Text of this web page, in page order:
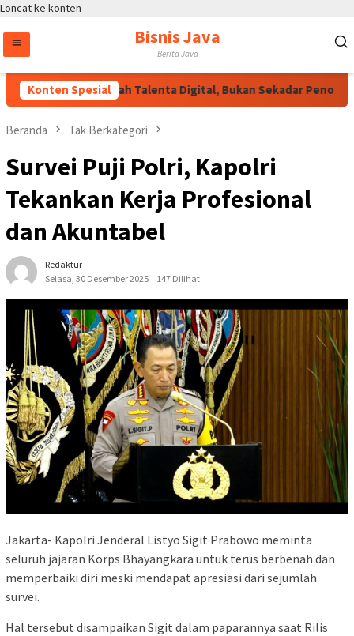
Loncat ke konten
Bisnis Java
Berita Java
Konten Spesial
Wakapolri: Jadilah Talenta Digital, Bukan Sekadar Penonton di
Beranda Tak Berkategori
Survei Puji Polri, Kapolri
Tekankan Kerja Profesional
dan Akuntabel
Redaktur
Selasa, 30 Desember 2025
147 Dilihat
Jakarta- Kapolri Jenderal Listyo Sigit Prabowo meminta
seluruh jajaran Korps Bhayangkara untuk terus berbenah dan
memperbaiki diri meski mendapat apresiasi dari sejumlah
survei.
Hal tersebut disampaikan Sigit dalam paparannya saat Rilis